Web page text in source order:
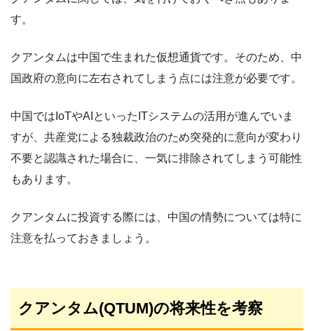
す。
クアンタムは中国で生まれた仮想通貨です。そのため、中
国政府の意向に左右されてしまう点には注意が必要です。
中国ではIoTやAIといったITシステムの活用が進んでいま
すが、共産党による独裁政治のため突発的に意向が変わり
不要と認識された場合に、一気に排除されてしまう可能性
もあります。
クアンタムに投資する際には、中国の情勢については特に
注意を払っておきましょう。
クアンタム(QTUM)の将来性を考察